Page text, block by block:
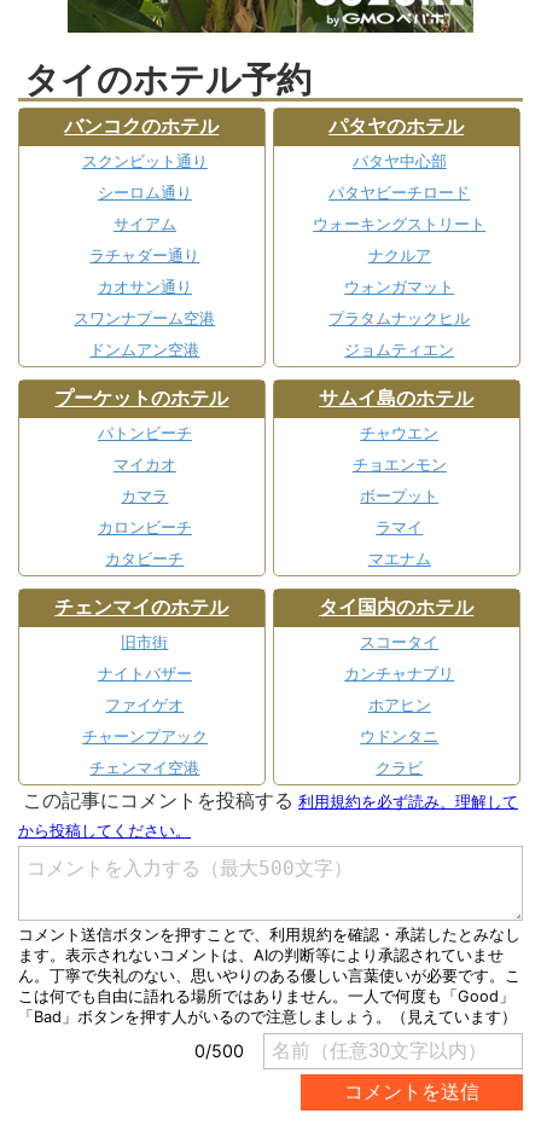
タイのホテル予約
バンコクのホテル
スクンビット通り
シーロム通り
サイアム
ラチャダー通り
カオサン通り
スワンナプーム空港
ドンムアン空港
パタヤのホテル
パタヤ中心部
パタヤビーチロード
ウォーキングストリート
ナクルア
ウォンガマット
プラタムナックヒル
ジョムティエン
プーケットのホテル
パトンビーチ
マイカオ
カマラ
カロンビーチ
カタビーチ
サムイ島のホテル
チャウエン
チョエンモン
ボープット
ラマイ
マエナム
チェンマイのホテル
旧市街
ナイトバザー
ファイゲオ
チャーンプアック
チェンマイ空港
タイ国内のホテル
スコータイ
カンチャナブリ
ホアヒン
ウドンタニ
クラビ